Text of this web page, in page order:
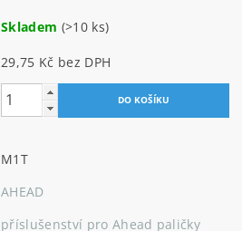
Skladem (>10 ks)
29,75 Kč bez DPH
M1T
AHEAD
příslušenství pro Ahead paličky